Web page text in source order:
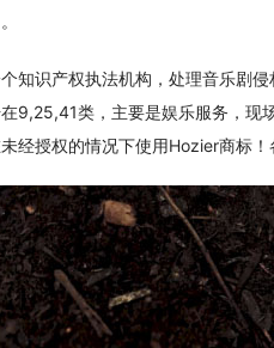
知识产权执法机构，处理⾳乐剧
9,25,41类，主要是娱乐服务，现
经授权的情况下使用Hozier商标